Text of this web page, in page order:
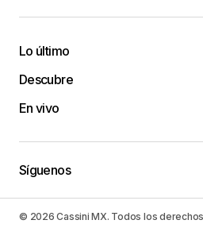
Lo último
Descubre
En vivo
Síguenos
© 2026 Cassini MX. Todos los